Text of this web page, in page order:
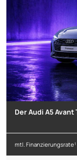
Der Audi A5 Avant
mtl. Finanzierungsrate1